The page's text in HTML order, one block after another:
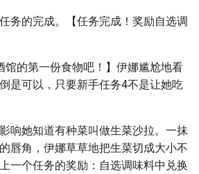
务的完成。【任务完成！奖励自选调
馆的第一份食物吧！】伊娜尴尬地看
是可以，只要新手任务4不是让她吃
响她知道有种菜叫做生菜沙拉。一抹
唇角，伊娜草草地把生菜切成大小不
一个任务的奖励：自选调味料中兑换